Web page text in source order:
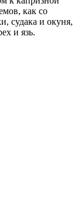
как со
судака и окуня,
и язь.